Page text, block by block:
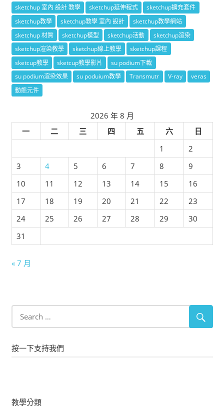
sketchup 室內 設計 教學 sketchup延伸程式
sketchup擴充套件
sketchup教學
sketchup教學 室內 設計
sketchup教學網站
sketchup 材質
sketchup模型 sketchup活動
sketchup渲染
sketchup渲染教學
sketchup線上教學
sketchup課程
sketcup教學
sketcup教學影片
su podium下載
su podium渲染效果
su poduium教學 Transmutr V-ray
veras
動態元件
2026 年 8 月
一
二 三 四 五 六
日
1
2
3
4 5 6 7 8
9
10
11 12 13 14 15
16
17
18 19 20 21 22
23
24
25 26 27 28 29
30
31
« 7 月
按一下支持我們
教學分類